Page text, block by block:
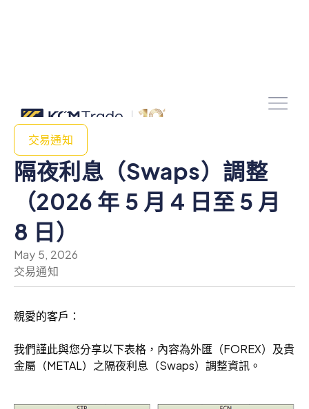
交易通知
隔夜利息（Swaps）調整
（2026 年 5 月 4 日至 5 月
8 日）
May 5, 2026
交易通知
親愛的客戶：
我們謹此與您分享以下表格，內容為外匯（FOREX）及貴
金屬（METAL）之隔夜利息（Swaps）調整資訊。